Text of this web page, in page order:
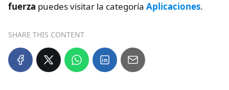
fuerza puedes visitar la categoría Aplicaciones.
SHARE THIS CONTENT